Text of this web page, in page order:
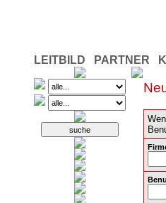
LEITBILD PARTNER